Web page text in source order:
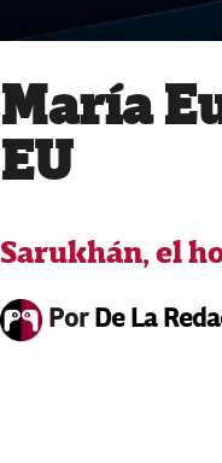
María
EU
Sarukhán, el
PorDe La